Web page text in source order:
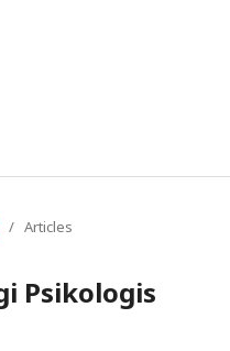
/ Articles
Psikologis